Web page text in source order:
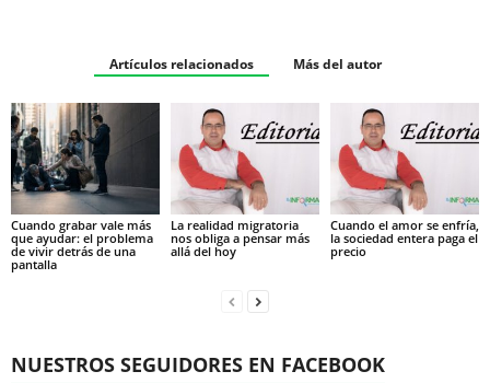
Artículos relacionados Más del autor
Cuando grabar vale más
que ayudar: el problema
de vivir detrás de una
pantalla
La realidad migratoria
nos obliga a pensar más
allá del hoy
Cuando el amor se enfría,
la sociedad entera paga el
precio
NUESTROS SEGUIDORES EN FACEBOOK